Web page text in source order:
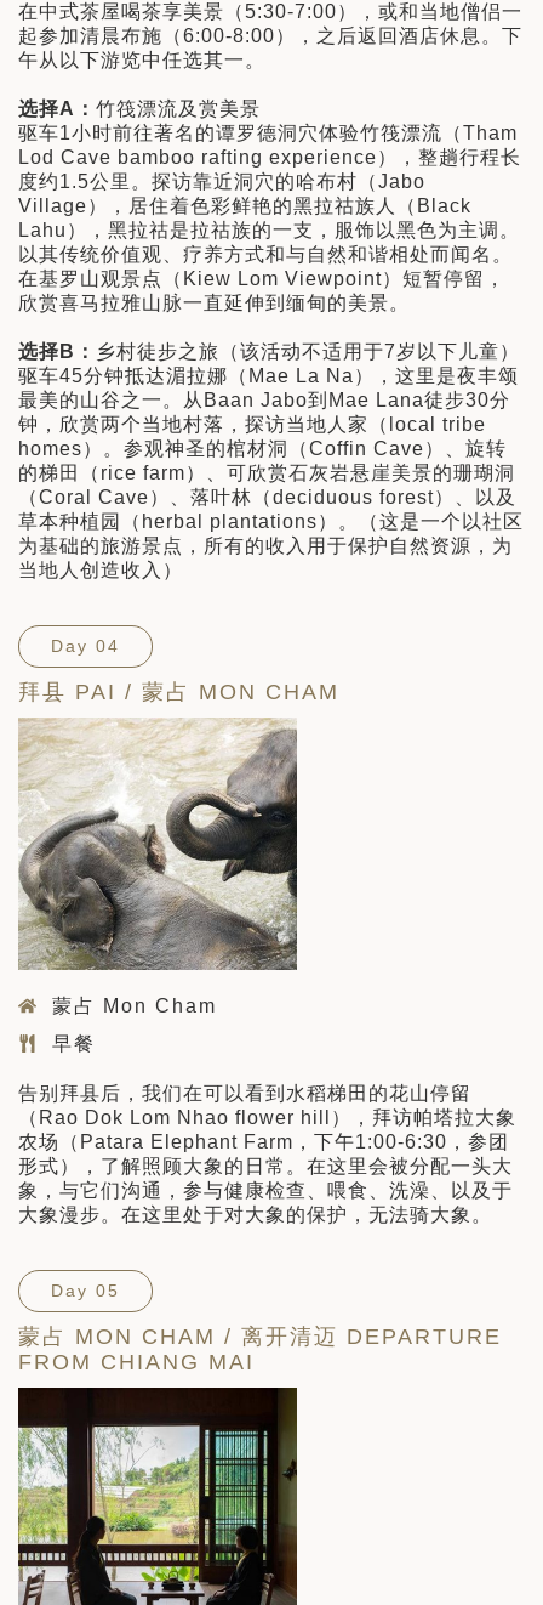
在中式茶屋喝茶享美景（5:30-7:00），或和当地僧侣一
起参加清晨布施（6:00-8:00），之后返回酒店休息。下
午从以下游览中任选其一。
选择A： 竹筏漂流及赏美景
驱车1小时前往著名的谭罗德洞穴体验竹筏漂流（Tham
Lod Cave bamboo rafting experience），整趟行程长
度约1.5公里。探访靠近洞穴的哈布村（Jabo
Village），居住着色彩鲜艳的黑拉祜族人（Black
Lahu），黑拉祜是拉祜族的一支，服饰以黑色为主调。
以其传统价值观、疗养方式和与自然和谐相处而闻名。
在基罗山观景点（Kiew Lom Viewpoint）短暂停留，
欣赏喜马拉雅山脉一直延伸到缅甸的美景。
选择B： 乡村徒步之旅（该活动不适用于7岁以下儿童）
驱车45分钟抵达湄拉娜（Mae La Na），这里是夜丰颂
最美的山谷之一。从Baan Jabo到Mae Lana徒步30分
钟，欣赏两个当地村落，探访当地人家（local tribe
homes）。参观神圣的棺材洞（Coffin Cave）、旋转
的梯田（rice farm）、可欣赏石灰岩悬崖美景的珊瑚洞
（Coral Cave）、落叶林（deciduous forest）、以及
草本种植园（herbal plantations）。（这是一个以社区
为基础的旅游景点，所有的收入用于保护自然资源，为
当地人创造收入）
Day 04
拜县 PAI / 蒙占 MON CHAM
蒙占 Mon Cham
早餐
告别拜县后，我们在可以看到水稻梯田的花山停留
（Rao Dok Lom Nhao flower hill），拜访帕塔拉大象
农场（Patara Elephant Farm，下午1:00-6:30，参团
形式），了解照顾大象的日常。在这里会被分配一头大
象，与它们沟通，参与健康检查、喂食、洗澡、以及于
大象漫步。在这里处于对大象的保护，无法骑大象。
Day 05
蒙占 MON CHAM / 离开清迈 DEPARTURE
FROM CHIANG MAI